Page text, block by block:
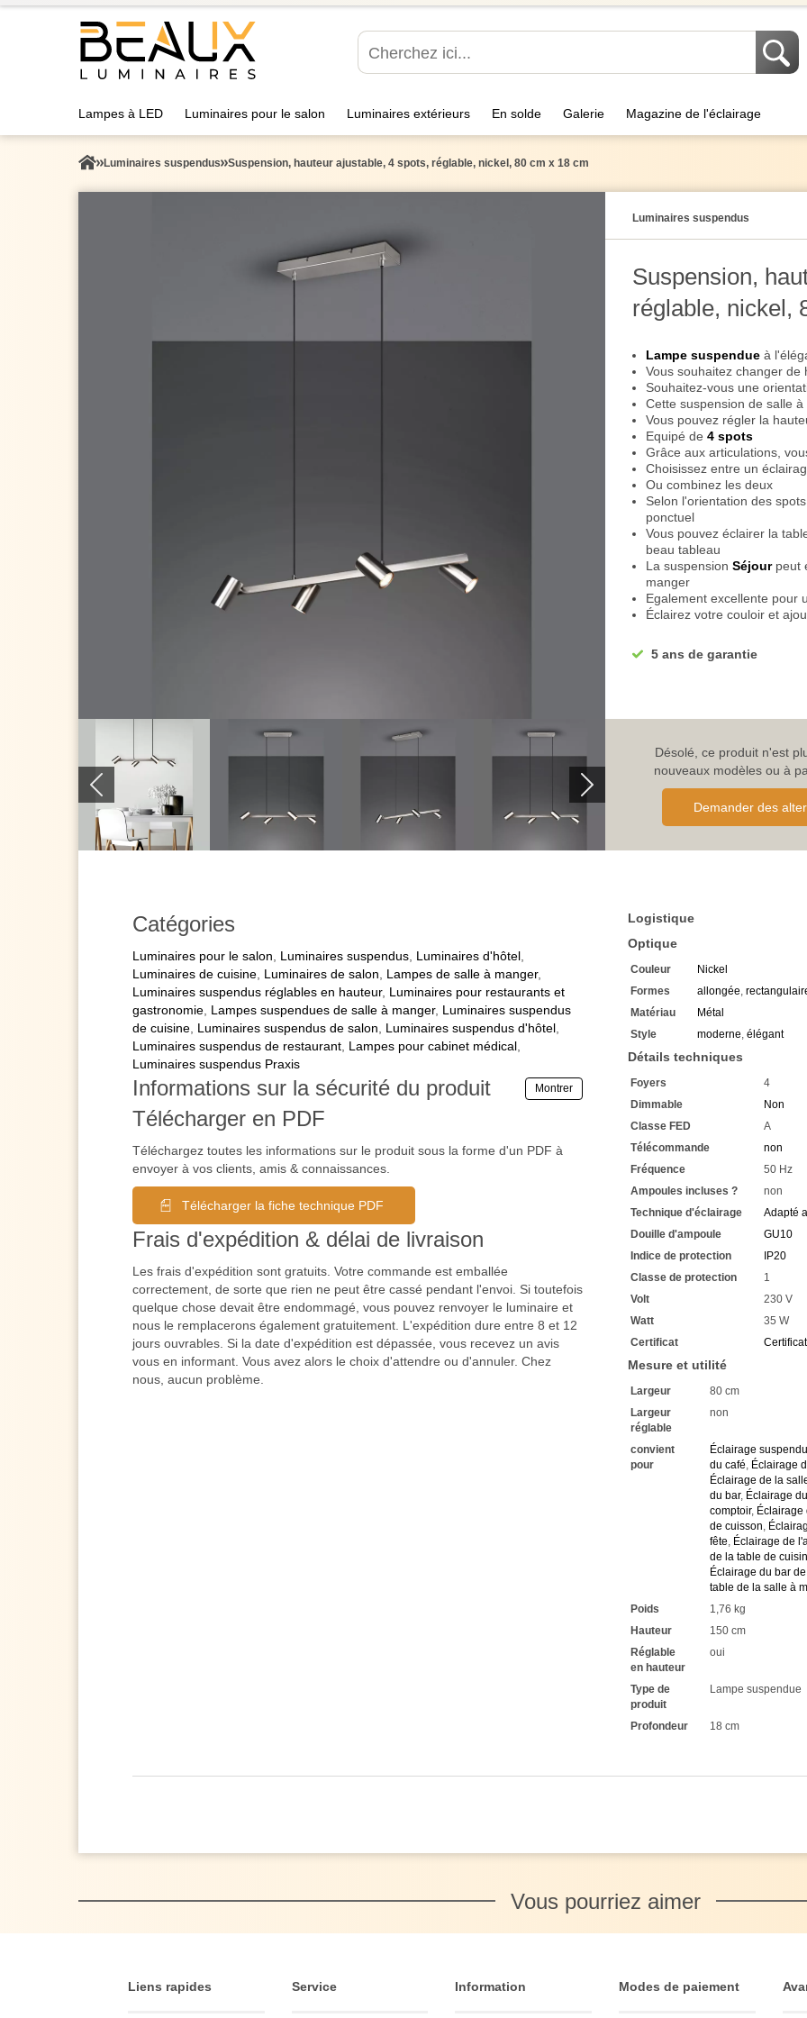
Lampes à LED Luminaires pour le salon Luminaires extérieurs En solde Galerie Magazine de l'éclairage
Luminaires suspendus Suspension, hauteur ajustable, 4 spots, réglable, nickel, 80 cm x 18 cm
Luminaires suspendus
Suspension,
réglable, nickel,
Lampe suspendue à
Vous souhaitez changer de
Souhaitez-vous une
Cette suspension de salle
Vous pouvez régler la
Equipé de 4 spots
Grâce aux articulations,
Choisissez entre un
Ou combinez les deux
Selon l'orientation des
ponctuel
Vous pouvez éclairer la
beau tableau
La suspension Séjourpeut
manger
Egalement excellente pour
Éclairez votre couloir et
Il convient tout aussi bien à
Le plan de travail peut
Equipé d'une suspension
Lors du montage, vous
Le bras du luminaire a une
câbles filigranes
Les 4 spots ont une forme
Lasuspension réglable en
Convient à une utilisation en
La hauteur maximale est de
La profondeur est de 18 cm
Avec une largeur de 80 cm
Une douille GU10 est
Convient à une puissance
Vous avez besoin de 4 x
Commandez celle-ci
Notre recommandation est
Cette technologie vous
énergétiques très élevés
consommation
Celles-ci ont une durée de
La technologie LED vous
Si vous avez des
Renseignez-vous sur les
élevé
5 ans de garantie
Désolé, ce produit n'est
nouveaux modèles ou à
Demander des
Catégories
Luminaires pour le salon, Luminaires suspendus, Luminaires d'hôtel,
Luminaires de cuisine, Luminaires de salon, Lampes de salle à manger,
Luminaires suspendus réglables en hauteur, Luminaires pour restaurants et
gastronomie, Lampes suspendues de salle à manger, Luminaires suspendus
de cuisine, Luminaires suspendus de salon, Luminaires suspendus d'hôtel,
Luminaires suspendus de restaurant, Lampes pour cabinet médical,
Luminaires suspendus Praxis
Informations sur la sécurité du produit Montrer
Télécharger en PDF
Téléchargez toutes les informations sur le produit sous la forme d'un PDF à
envoyer à vos clients, amis & connaissances.
Télécharger la fiche technique PDF
Frais d'expédition & délai de livraison
Les frais d'expédition sont gratuits. Votre commande est emballée
correctement, de sorte que rien ne peut être cassé pendant l'envoi. Si toutefois
quelque chose devait être endommagé, vous pouvez renvoyer le luminaire et
nous le remplacerons également gratuitement. L'expédition dure entre 8 et 12
jours ouvrables. Si la date d'expédition est dépassée, vous recevez un avis
vous en informant. Vous avez alors le choix d'attendre ou d'annuler. Chez
nous, aucun problème.
Logistique
Optique
Couleur
Nickel
Formes
allongée,
Matériau
Métal
Style
moderne, élégant
Détails techniques
Foyers
4
Dimmable
Non
Classe FED
A
Télécommande
non
Fréquence
50 Hz
Ampoules incluses ?
non
Technique d'éclairage
Adapté
Douille d'ampoule
GU10
Indice de protection
IP20
Classe de protection
1
Volt
230 V
Watt
35 W
Certificat
Mesure et utilité
Largeur
80 cm
Largeur
réglable
non
convient
pour
Éclairage suspendu
du café, Éclairage
Éclairage de la
du bar, Éclairage
comptoir, Éclairage
de cuisson,
fête, Éclairage de
de la table de
Éclairage du bar de
table de la salle à
Poids
1,76 kg
Hauteur
150 cm
Réglable
en hauteur
oui
Type de
produit
Lampe suspendue
Profondeur 18 cm
Vous pourriez aimer
Liens rapides Service Information Modes de paiement